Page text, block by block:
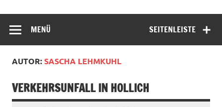
SEITENLEISTE
MENÜ
AUTOR:SASCHA LEHMKUHL
VERKEHRSUNFALL IN HOLLICH